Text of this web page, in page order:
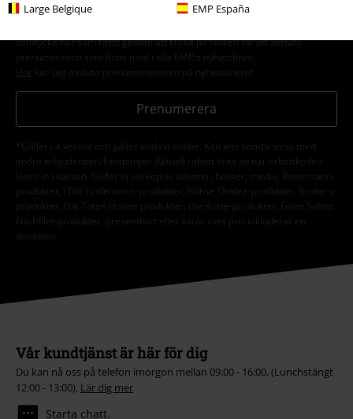
Large Belgique EMP España
om deras produkter. Jag godkänner att mina personuppgifter kommer att
samtycke när som helst genom att klicka på länken för att avsluta
prenumeration som finns med i alla EMP:s nyhetsbrev.
Här kan jag avsluta prenumerationen på nyhetsbrevet.
Prenumerera
*Gäller i 4 veckor och gäller endast online. Kan inte kombineras med
andra erbjudanden/kampanjer. Aktuell rabatt dras av när rabattkoden
löses in i kassan. Gäller ej vid köp av biljetter, böcker, media, Rammstein-
produkter, (Till) Lindemann,-produkter, Böhse Onklez-produkter, Broilers-
produkter, Die Toten Hosen-produkter, Die Ärzte-produkter, Feine Sahne
Fischfilet-produkter, presentkort eller varor vars pris inkluderar en
donation.
Vår kundtjänst är här för dig
Du kan nå oss på telefon imorgon mellan 09:00 - 16:00. (Lunchstängt
12:00 - 13:00). Lär dig mer
Starta chatt.